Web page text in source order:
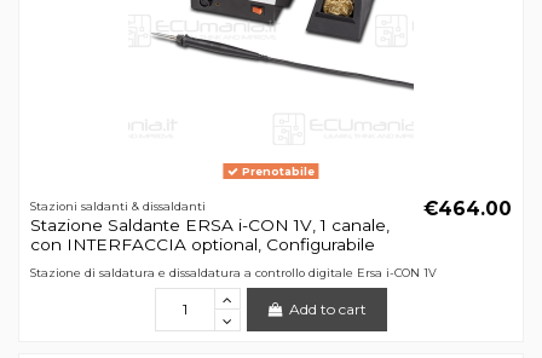
Prenotabile
Stazioni saldanti & dissaldanti
Stazione Saldante ERSA i-CON 1V, 1 canale,
con INTERFACCIA optional, Configurabile
€464.00
Stazione di saldatura e dissaldatura a controllo digitale Ersa i-CON 1V
Add to cart